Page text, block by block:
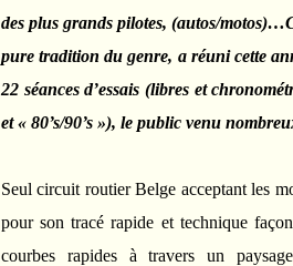
des plus grands pilotes, (autos/
pure tradition du genre, a réuni cette
22 séances d’essais (libres et
et « 80’s/90’s »), le public venu
Seul circuit routier Belge acceptant les
pour son tracé rapide et technique
courbes rapides à travers un